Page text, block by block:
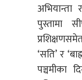
पुस्तामा
‘सति’ र
पञ्चमीका